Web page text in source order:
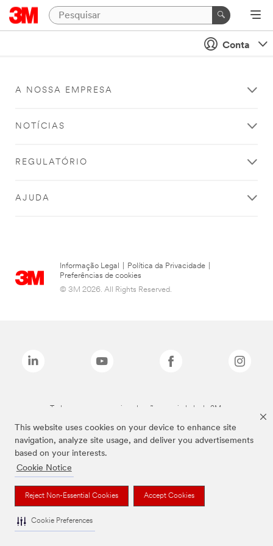
This website uses cookies on your device to enhance site
navigation, analyze site usage, and deliver you advertisements
based on your interests.
Cookie Notice
Reject Non-Essential Cookies Accept Cookies
Cookie Preferences
Conta
A NOSSA EMPRESA
NOTÍCIAS
REGULATÓRIO
AJUDA
Informação Legal Política da Privacidade
Preferências de cookies
© 3M 2026. All Rights Reserved.
Todas as marcas mencionadas são propriedade da 3M.